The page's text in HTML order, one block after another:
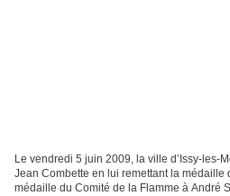
Le vendredi 5 juin 2009, la ville d’Issy-les-
Jean Combette en lui remettant la médaille
médaille du Comité de la Flamme à André